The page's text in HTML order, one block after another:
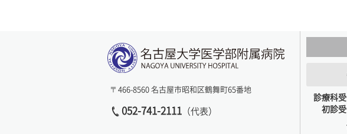
〒466-8560 名古屋市昭和区鶴舞町65番地
052-741-2111 （代表）
診療科
初診